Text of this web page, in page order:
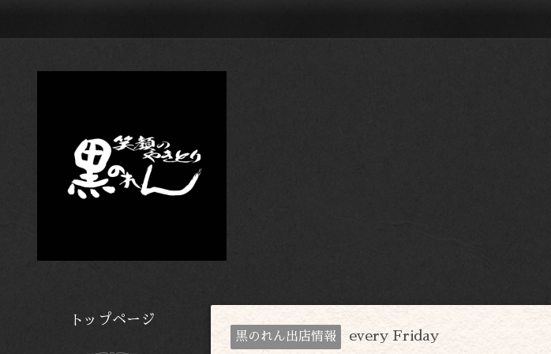
黒のれん出店情報 every Friday
トップページ